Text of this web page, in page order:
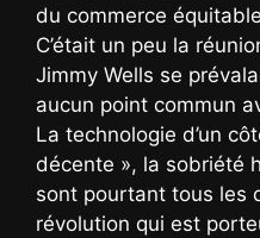
du commerce
C’était un peu la
Jimmy Wells se
aucun point commun
La technologie d’un
décente », la sobriété
sont pourtant tous les
révolution qui est